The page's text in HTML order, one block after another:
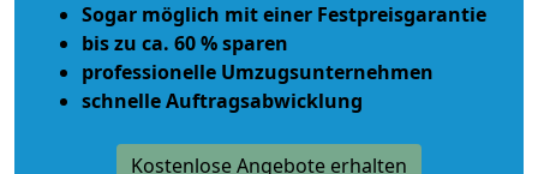
Sogar möglich mit einer Festpreisgarantie
bis zu ca. 60 % sparen
professionelle Umzugsunternehmen
schnelle Auftragsabwicklung
Kostenlose Angebote erhalten